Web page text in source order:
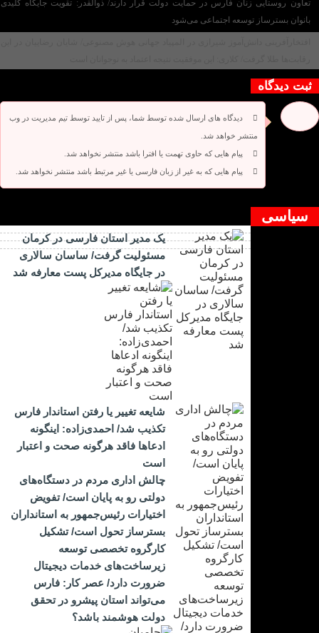
تعاون روستایی زنان فارس در حمایت دولت قرار دارند/ ذوالقدر: تقویت جایگاه کلیدی
بانوان بسترساز توسعه اجتماعی می‌شود
ثبت دیدگاه
دیدگاه های ارسال شده توسط شما، پس از تایید توسط تیم مدیریت در وب
منتشر خواهد شد.
پیام هایی که حاوی تهمت یا افترا باشد منتشر نخواهد شد.
پیام هایی که به غیر از زبان فارسی یا غیر مرتبط باشد منتشر نخواهد شد.
سیاسی
یک مدیر استان فارسی در کرمان
مسئولیت گرفت/ ساسان سالاری
در جایگاه مدیرکل پست معارفه شد
شایعه تغییر یا رفتن استاندار فارس
تکذیب شد/ احمدی‌زاده: اینگونه
ادعاها فاقد هرگونه صحت و اعتبار
است
چالش اداری مردم در دستگاه‌های
دولتی رو به پایان است/ تفویض
اختیارات رئیس‌جمهور به استانداران
بسترساز تحول است/ تشکیل
کارگروه تخصصی توسعه
زیرساخت‌های خدمات دیجیتال
ضرورت دارد/ عصر کار: فارس
می‌تواند استان پیشرو در تحقق
دولت هوشمند باشد؟